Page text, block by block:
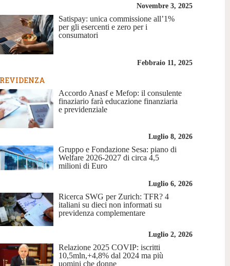
Novembre 3, 2025
Satispay: unica commissione all’1%
per gli esercenti e zero per i
consumatori
Febbraio 11, 2025
Accordo Anasf e Mefop: il consulente
finaziario farà educazione finanziaria
e previdenziale
Luglio 8, 2026
Gruppo e Fondazione Sesa: piano di
Welfare 2026-2027 di circa 4,5
milioni di Euro
Luglio 6, 2026
Ricerca SWG per Zurich: TFR? 4
italiani su dieci non informati su
previdenza complementare
Luglio 2, 2026
Relazione 2025 COVIP: iscritti
10,5mln,+4,8% dal 2024 ma più
uomini che donne